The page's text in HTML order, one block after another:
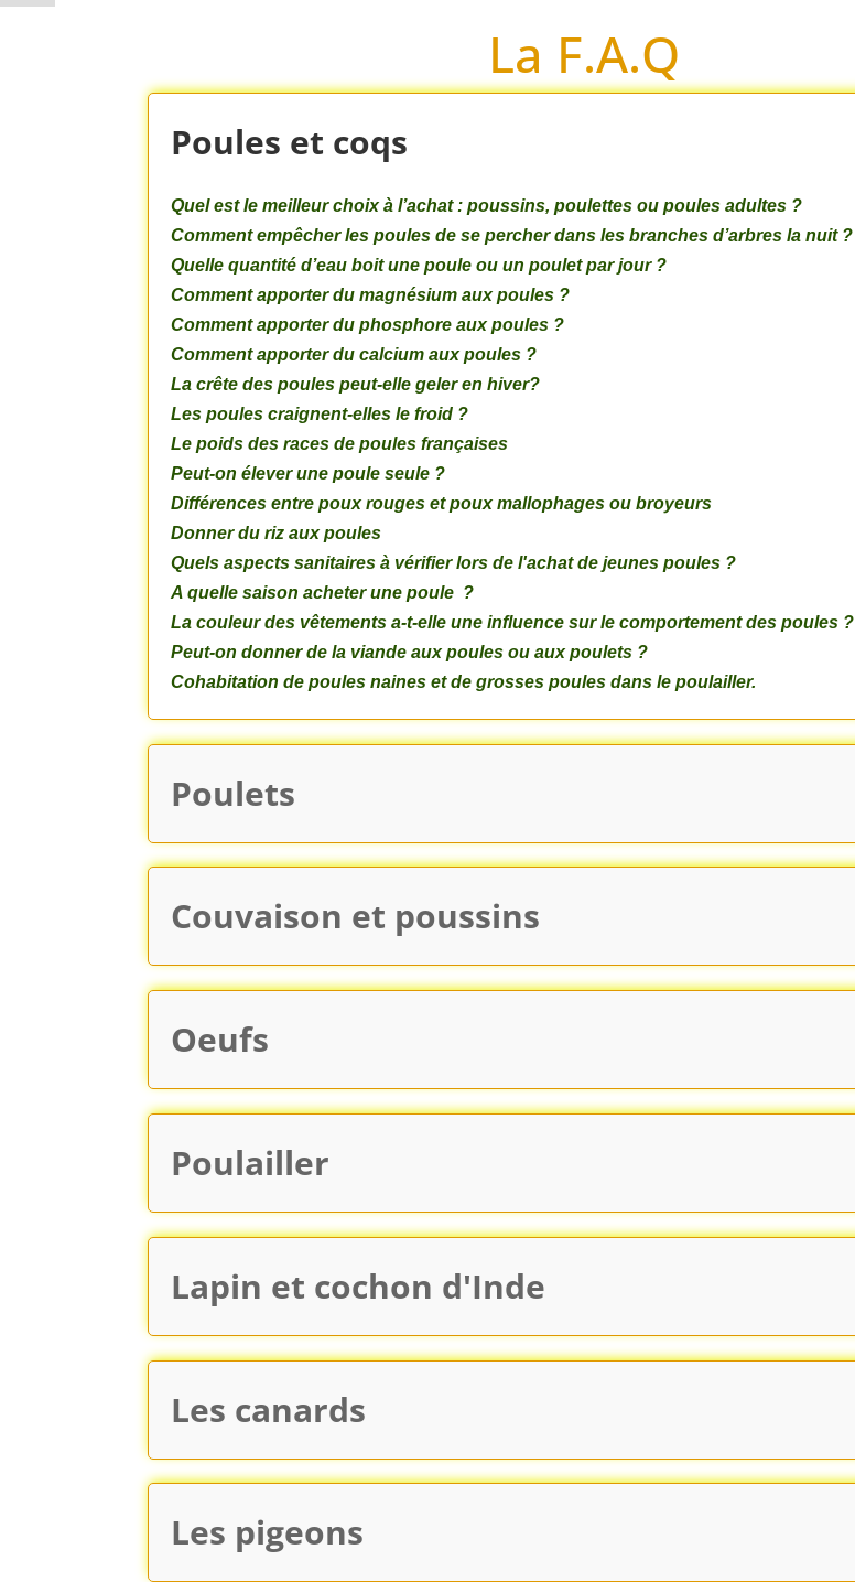
La F.A.Q
Poules et coqs
Quel est le meilleur choix à l’achat : poussins, poulettes ou poules adultes ?
Comment empêcher les poules de se percher dans les branches d’arbres la nuit ?
Quelle quantité d’eau boit une poule ou un poulet par jour ?
Comment apporter du magnésium aux poules ?
Comment apporter du phosphore aux poules ?
Comment apporter du calcium aux poules ?
La crête des poules peut-elle geler en hiver?
Les poules craignent-elles le froid ?
Le poids des races de poules françaises
Peut-on élever une poule seule ?
Différences entre poux rouges et poux mallophages ou broyeurs
Donner du riz aux poules
Quels aspects sanitaires à vérifier lors de l'achat de jeunes poules ?
A quelle saison acheter une poule ?
La couleur des vêtements a-t-elle une influence sur le comportement des poules ?
Peut-on donner de la viande aux poules ou aux poulets ?
Cohabitation de poules naines et de grosses poules dans le poulailler.
Poulets
Couvaison et poussins
Oeufs
Poulailler
Lapin et cochon d'Inde
Les canards
Les pigeons